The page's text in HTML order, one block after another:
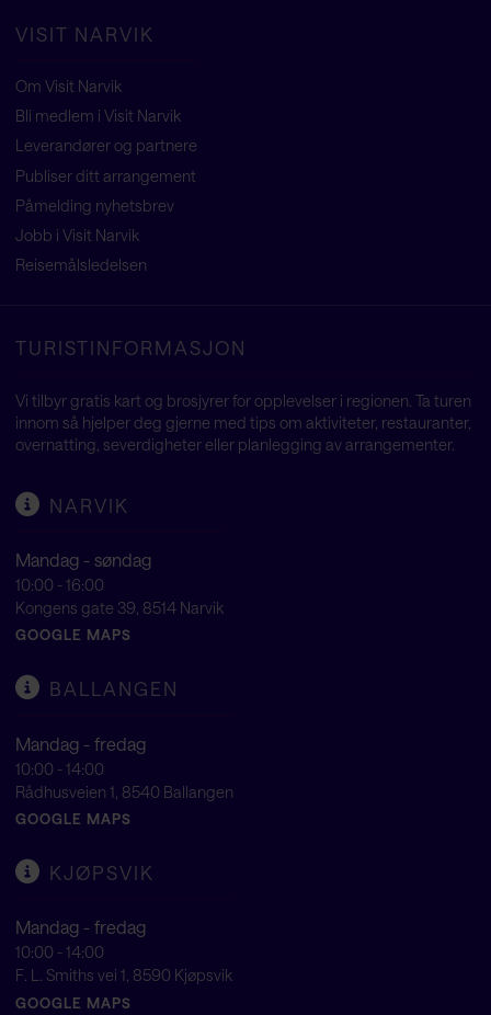
VISIT NARVIK
Om Visit Narvik
Bli medlem i Visit Narvik
Leverandører og partnere
Publiser ditt arrangement
Påmelding nyhetsbrev
Jobb i Visit Narvik
Reisemålsledelsen
TURISTINFORMASJON
Vi tilbyr gratis kart og brosjyrer for opplevelser i regionen. Ta turen
innom så hjelper deg gjerne med tips om aktiviteter, restauranter,
overnatting, severdigheter eller planlegging av arrangementer.
NARVIK
Mandag - søndag
10:00 - 16:00
Kongens gate 39, 8514 Narvik
GOOGLE MAPS
BALLANGEN
Mandag - fredag
10:00 - 14:00
Rådhusveien 1, 8540 Ballangen
GOOGLE MAPS
KJØPSVIK
Mandag - fredag
10:00 - 14:00
F. L. Smiths vei 1, 8590 Kjøpsvik
GOOGLE MAPS